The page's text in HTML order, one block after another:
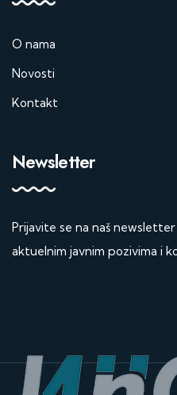
O nama
Novosti
Kontakt
Newsletter
Prijavite se na naš
aktuelnim javnim pozivima i